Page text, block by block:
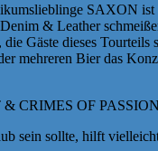
SAXON
& Leather
Gäste dieses
mehreren Bier das
OF PASSION
sein sollte, hilft